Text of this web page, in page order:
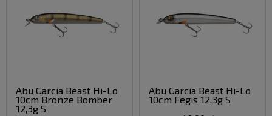
Abu Garcia Beast Hi-Lo
10cm Bronze Bomber
12,3g S
Abu Garcia Beast Hi-Lo
10cm Fegis 12,3g S